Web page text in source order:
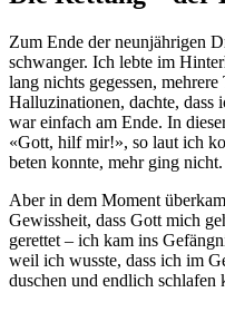
Zum Ende der neunjährigen
schwanger. Ich lebte im
lang nichts gegessen,
Halluzinationen, dachte,
war einfach am Ende. In
«Gott, hilf mir!», so laut ich
beten konnte, mehr ging nicht.
Aber in dem Moment
Gewissheit, dass Gott mich
gerettet – ich kam ins
weil ich wusste, dass ich im
duschen und endlich